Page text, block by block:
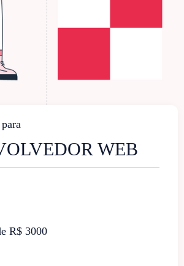
WEB
R$ 3000